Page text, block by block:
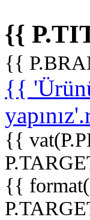
{{
{{
{{
{{
{{